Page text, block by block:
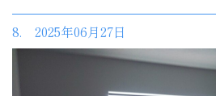
8. 2025年06月27日